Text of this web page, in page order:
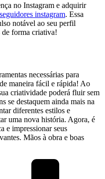
no ⁢Instagram e ‍adquirir​
instagram. Essa
notável ‌ao seu perfil
de forma criativa!
necessárias para
maneira ‍fácil⁤ e⁢ rápida! ⁤Ao
criatividade⁣ poderá fluir sem
se destaquem ainda mais ⁣na
diferentes ⁤estilos ‍e
uma nova história.‌ Agora, é
e impressionar seus
Mãos à obra e boas